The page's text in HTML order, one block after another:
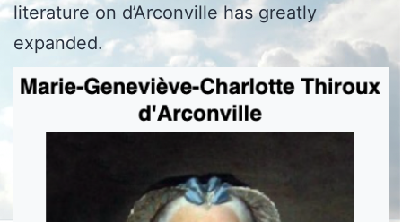
literature on d’Arconville has greatly
expanded.